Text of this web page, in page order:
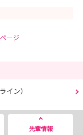
ージ
イン）
先輩情報